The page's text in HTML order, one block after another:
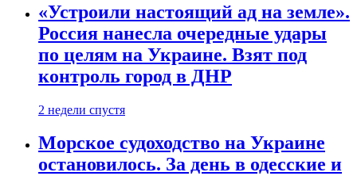
«Устроили настоящий ад на земле».
Россия нанесла очередные удары
по целям на Украине. Взят под
контроль город в ДНР
2 недели спустя
Морское судоходство на Украине
остановилось. За день в одесские и